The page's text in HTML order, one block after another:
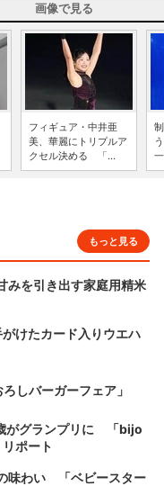
画像で見る
フィギュア・中井亜
美、華麗にトリプルア
クセル決める 「...
もっと見る
を引き出す家庭用精米
けたカード入りウエハ
しバーガーフェア」
がグランプリに 「bijo
ポート
味わい 「ベビースター